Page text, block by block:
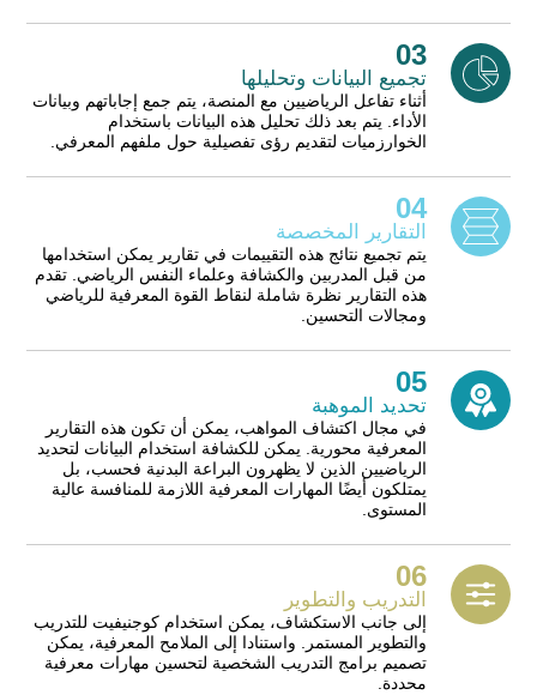
03
تجميع البيانات وتحليلها
أثناء تفاعل الرياضيين مع المنصة، يتم جمع إجاباتهم وبيانات
الأداء. يتم بعد ذلك تحليل هذه البيانات باستخدام
الخوارزميات لتقديم رؤى تفصيلية حول ملفهم المعرفي.
04
التقارير المخصصة
يتم تجميع نتائج هذه التقييمات في تقارير يمكن استخدامها
من قبل المدربين والكشافة وعلماء النفس الرياضي. تقدم
هذه التقارير نظرة شاملة لنقاط القوة المعرفية للرياضي
ومجالات التحسين.
05
تحديد الموهبة
في مجال اكتشاف المواهب، يمكن أن تكون هذه التقارير
المعرفية محورية. يمكن للكشافة استخدام البيانات لتحديد
الرياضيين الذين لا يظهرون البراعة البدنية فحسب، بل
يمتلكون أيضًا المهارات المعرفية اللازمة للمنافسة عالية
المستوى.
06
التدريب والتطوير
إلى جانب الاستكشاف، يمكن استخدام كوجنيفيت للتدريب
والتطوير المستمر. واستنادا إلى الملامح المعرفية، يمكن
تصميم برامج التدريب الشخصية لتحسين مهارات معرفية
محددة.